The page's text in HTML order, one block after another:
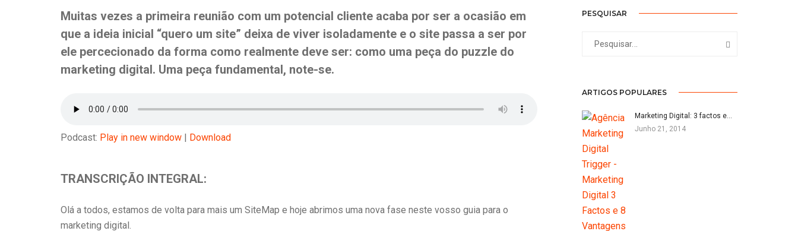
Muitas vezes a primeira reunião com um potencial cliente acaba por ser a ocasião em
que a ideia inicial “quero um site” deixa de viver isoladamente e o site passa a ser por
ele percecionado da forma como realmente deve ser: como uma peça do puzzle do
marketing digital. Uma peça fundamental, note-se.
Podcast: Play in new window | Download
TRANSCRIÇÃO INTEGRAL:
Olá a todos, estamos de volta para mais um SiteMap e hoje abrimos uma nova fase neste vosso guia para o
marketing digital.
PESQUISAR
ARTIGOS POPULARES
Marketing Digital: 3 factos e…
Junho 21, 2014